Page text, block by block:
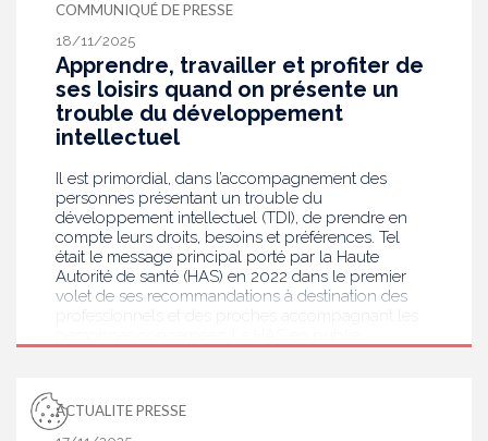
COMMUNIQUÉ DE PRESSE
18/11/2025
Apprendre, travailler et profiter de
ses loisirs quand on présente un
trouble du développement
intellectuel
Il est primordial, dans l’accompagnement des
personnes présentant un trouble du
développement intellectuel (TDI), de prendre en
compte leurs droits, besoins et préférences. Tel
était le message principal porté par la Haute
Autorité de santé (HAS) en 2022 dans le premier
volet de ses recommandations à destination des
les premières, transcrites en facile à lire et à
comprendre (FALC).
ACTUALITE PRESSE